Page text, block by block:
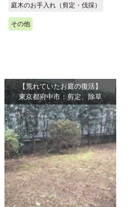
庭木のお手入れ（剪定・伐採）
その他
【荒れていたお庭の復活】
東京都府中市：剪定、除草